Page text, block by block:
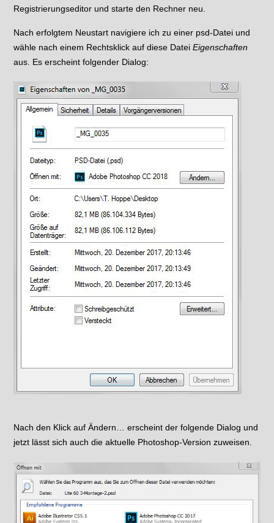
Registrierungseditor und starte den Rechner neu.
Nach erfolgtem Neustart navigiere ich zu einer psd-Datei und
wähle nach einem Rechtsklick auf diese DateiEigenschaften
aus. Es erscheint folgender Dialog:
Nach den Klick auf Ändern… erscheint der folgende Dialog und
jetzt lässt sich auch die aktuelle Photoshop-Version zuweisen.